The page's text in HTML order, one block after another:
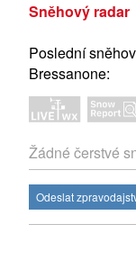
Sněhový radar
Poslední
Bressanone:
Žádné čerstvé
Odeslat